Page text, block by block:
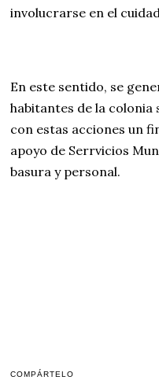
involucrarse en el
En este sentido, se
habitantes de la
con estas acciones un
apoyo de Serrvicios
basura y personal.
COMPÁRTELO